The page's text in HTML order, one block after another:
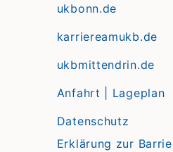
ukbonn.de
karriereamukb.de
ukbmittendrin.de
Anfahrt | Lageplan
Datenschutz
Erklärung zur